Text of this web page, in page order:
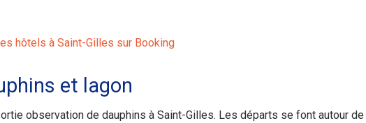
hôtels à Saint-Gilles sur Booking
et lagon
observation de dauphins à Saint-Gilles. Les départs se font autour de